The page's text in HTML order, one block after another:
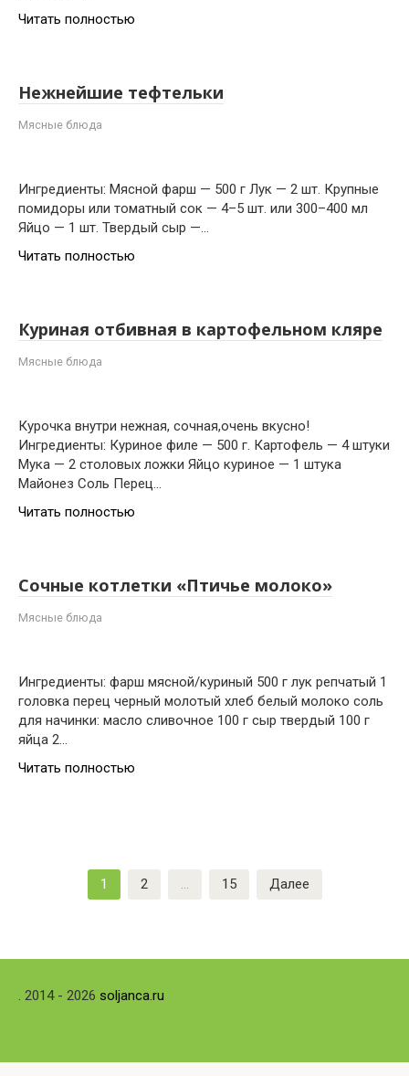
Читать полностью
Нежнейшие тефтельки
Мясные блюда
Ингредиенты: Мясной фарш — 500 г Лук — 2 шт. Крупные
помидоры или томатный сок — 4–5 шт. или 300–400 мл
Яйцо — 1 шт. Твердый сыр —…
Читать полностью
Куриная отбивная в картофельном кляре
Мясные блюда
Курочка внутри нежная, сочная,очень вкусно!
Ингредиенты: Куриное филе — 500 г. Картофель — 4 штуки
Мука — 2 столовых ложки Яйцо куриное — 1 штука
Майонез Соль Перец…
Читать полностью
Сочные котлетки «Птичье молоко»
Мясные блюда
Ингредиенты: фарш мясной/куриный 500 г лук репчатый 1
головка перец черный молотый хлеб белый молоко соль
для начинки: масло сливочное 100 г сыр твердый 100 г
яйца 2…
Читать полностью
1 2 … 15 Далее
. 2014 - 2026 soljanca.ru